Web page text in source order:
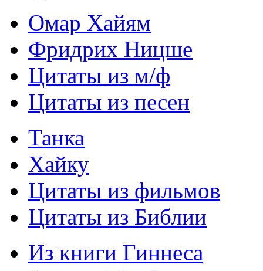
Омар Хайям
Фридрих Ницше
Цитаты из м/ф
Цитаты из песен
Танка
Хайку
Цитаты из фильмов
Цитаты из Библии
Из книги Гиннеса